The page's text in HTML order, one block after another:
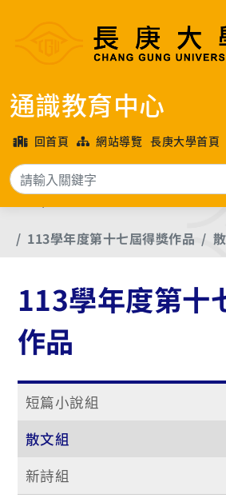
通識教育中心
回首頁 網站導覽 長庚大學首頁
首頁
長庚大學各年度文學獎優良
113學年度第十七屆得獎作品
113學年度第十
作品
短篇小說組
散文組
新詩組